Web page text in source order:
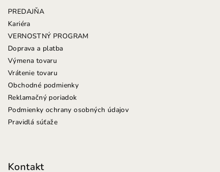
PREDAJŇA
Kariéra
VERNOSTNÝ PROGRAM
Doprava a platba
Výmena tovaru
Vrátenie tovaru
Obchodné podmienky
Reklamačný poriadok
Podmienky ochrany osobných údajov
Pravidlá súťaže
Kontakt